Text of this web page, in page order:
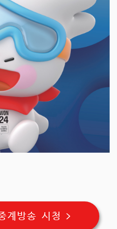
계방송 시청 >